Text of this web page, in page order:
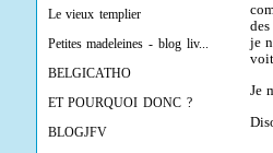
Le vieux templier
Petites madeleines - blog liv...
BELGICATHO
ET POURQUOI DONC ?
BLOGJFV
je
Je